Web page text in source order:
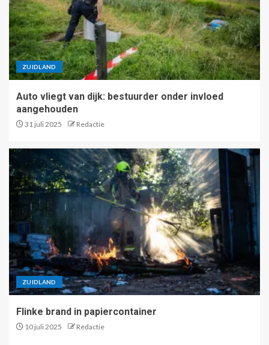
ZUIDLAND
Auto vliegt van dijk: bestuurder onder invloed
aangehouden
31 juli 2025 Redactie
ZUIDLAND
Flinke brand in papiercontainer
10 juli 2025 Redactie